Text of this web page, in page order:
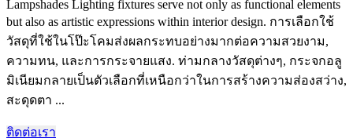
Lampshades Lighting fixtures serve not only as functional elements
but also as artistic expressions within interior design. การเลือกใช้
วัสดุที่ใช้ในโป๊ะโคมส่งผลกระทบอย่างมากต่อความสวยงาม,
ความทน, และการกระจายแสง. ท่ามกลางวัสดุต่างๆ, กระจกอลู
มิเนียมกลายเป็นตัวเลือกที่เหนือกว่าในการสร้างความส่องสว่าง,
สะดุดตา ...
ติดต่อเรา